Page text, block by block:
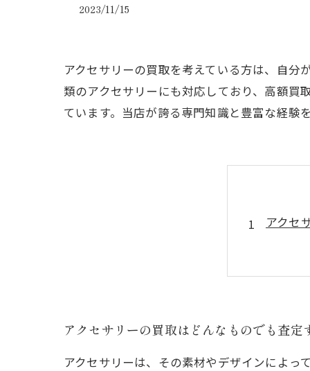
2023/11/15
アクセサリーの買取を考えている方は、自
類のアクセサリーにも対応しており、高額買
ています。当店が誇る専門知識と豊富な経験
アクセ
アクセサリーの買取はどんなものでも査定
アクセサリーは、その素材やデザインによっ